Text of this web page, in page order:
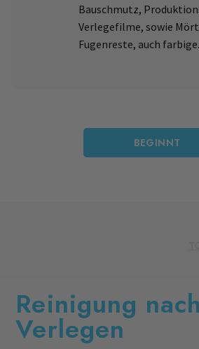
Bauschmutz,
Verlegefilme, sowie
Fugenreste, auch farbige.
BEGINNT
Reinigung
Verlegen